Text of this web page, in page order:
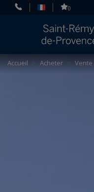
0
Accueil > Acheter > Vente
Panneau de gestion des cookies